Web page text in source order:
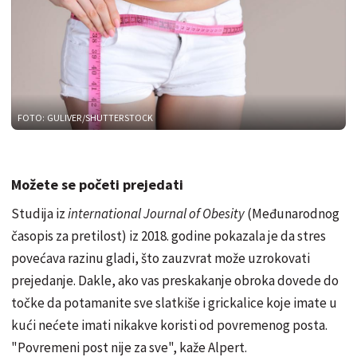
FOTO: GULIVER/SHUTTERSTOCK
Možete se početi prejedati
Studija izinternational Journal of Obesity(Međunarodnog
časopis za pretilost) iz 2018. godine pokazala je da stres
povećava razinu gladi, što zauzvrat može uzrokovati
prejedanje. Dakle, ako vas preskakanje obroka dovede do
točke da potamanite sve slatkiše i grickalice koje imate u
kući nećete imati nikakve koristi od povremenog posta.
"Povremeni post nije za sve", kaže Alpert.